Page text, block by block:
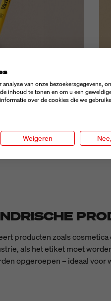
producten zoals
als het etiket moet
opgeroepen – ideaal
analyse van onze bezoekersgegevens,
inhoud te tonen en om u een
over de cookies die we
Weigeren